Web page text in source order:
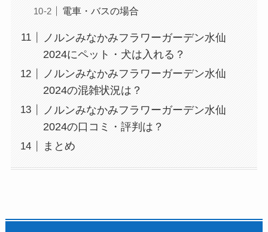
電車・バスの場合
ノルンみなかみフラワーガーデン水仙
2024にペット・犬は入れる？
ノルンみなかみフラワーガーデン水仙
2024の混雑状況は？
ノルンみなかみフラワーガーデン水仙
2024の口コミ・評判は？
まとめ